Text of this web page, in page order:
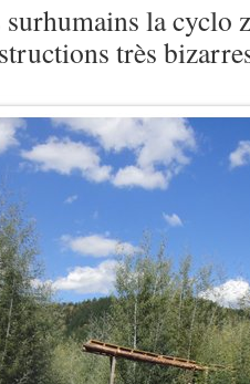
la cyclo
très